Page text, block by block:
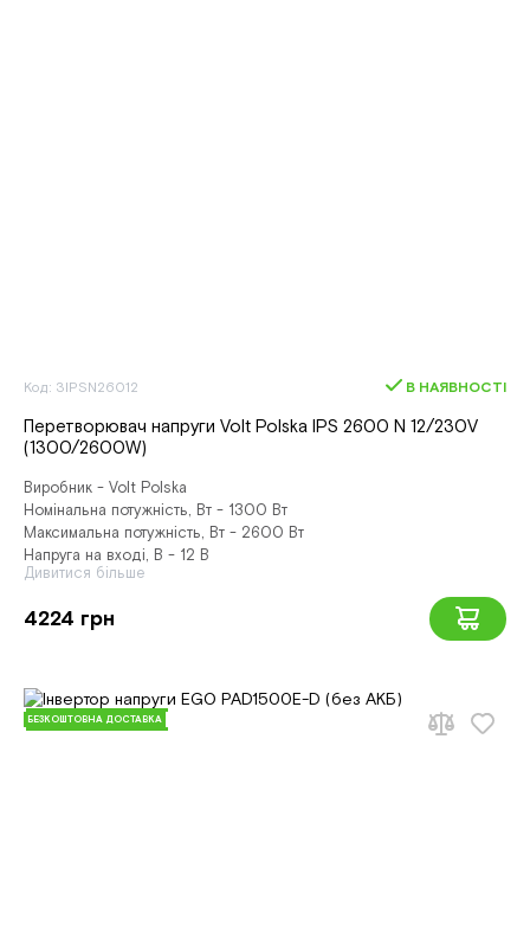
Код: 3IPSN26012 В НАЯВНОСТІ
Перетворювач напруги Volt Polska IPS 2600 N 12/230V
(1300/2600W)
Виробник - Volt Polska
Номінальна потужність, Вт - 1300 Вт
Максимальна потужність, Вт - 2600 Вт
Напруга на вході, В - 12 В
Дивитися більше
4224 грн
БЕЗКОШТОВНА ДОСТАВКА